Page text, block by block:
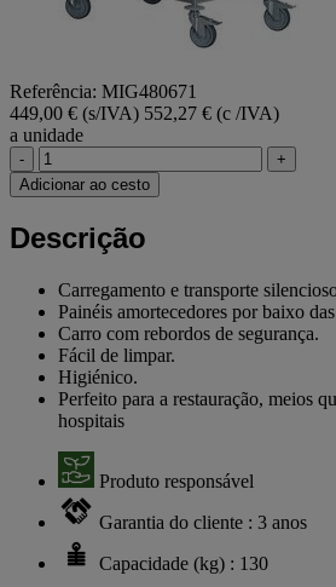
Referência: MIG480671
449,00 € (s/IVA) 552,27 € (c /IVA)
a unidade
-
+
Adicionar ao cesto
Descrição
Carregamento e transporte
Painéis amortecedores por baixo
Carro com rebordos de segurança.
Fácil de limpar.
Higiénico.
Perfeito para a restauração, meios
hospitais
Produto responsável
Garantia do cliente : 3 anos
Capacidade (kg) : 130